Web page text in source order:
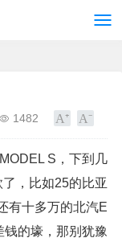
1482
S，下到几
，比如25的比亚
有十多万的北汽E
的壕，那别犹豫